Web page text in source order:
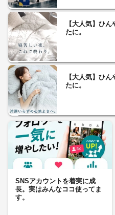
【大人気】ひ
たに。
【大人気】ひ
たに。
SNSアカウントを着実に成
長。実はみんなココ使ってま
す。